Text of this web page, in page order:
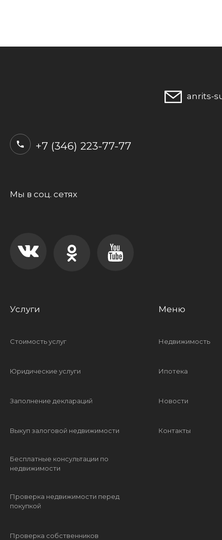
+7 (346) 223-77-77
anrits-
Услуги
Стоимость услуг
Юридические услуги
Заполнение деклараций
Выкуп залоговой недвижимости
Бесплатные консультации по
недвижимости
Проверка недвижимости перед
покупкой
Проверка собственников
Меню
Недвижимость
Ипотека
Новости
Контакты